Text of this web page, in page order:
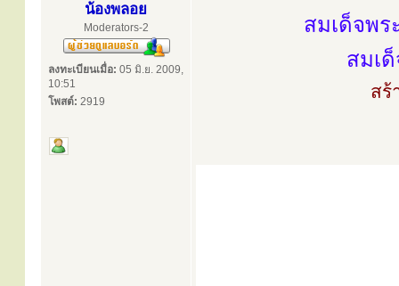
น้องพลอย
Moderators-2
ลงทะเบียนเมื่อ: 05 มิ.ย. 2009,
10:51
โพสต์: 2919
สมเด็จพ
สมเ
สร้